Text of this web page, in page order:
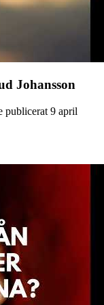
Johansson
publicerat 9 april